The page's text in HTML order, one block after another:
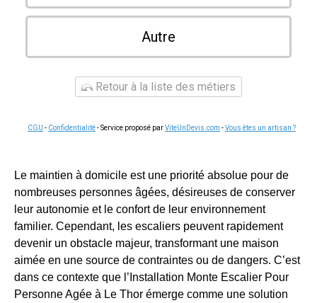
Autre
Retour à la liste des métiers
CGU - Confidentialité- Service proposé parViteUnDevis.com -Vous êtes un artisan ?
Le maintien à domicile est une priorité absolue pour de
nombreuses personnes âgées, désireuses de conserver
leur autonomie et le confort de leur environnement
familier. Cependant, les escaliers peuvent rapidement
devenir un obstacle majeur, transformant une maison
aimée en une source de contraintes ou de dangers. C’est
dans ce contexte que l’Installation Monte Escalier Pour
Personne Agée à Le Thor émerge comme une solution